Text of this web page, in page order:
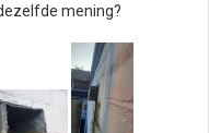
mening?